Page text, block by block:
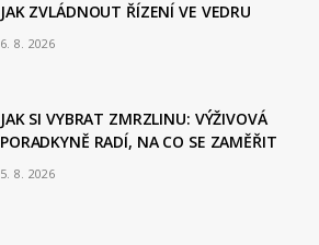
k
JAK ZVLÁDNOUT ŘÍZENÍ VE VEDRU
6. 8. 2026
JAK SI VYBRAT ZMRZLINU: VÝŽIVOVÁ
PORADKYNĚ RADÍ, NA CO SE ZAMĚŘIT
5. 8. 2026